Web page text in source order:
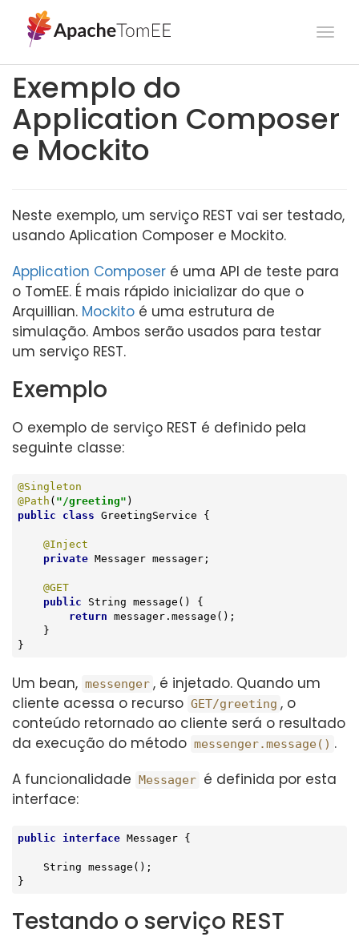
Exemplo do
Application Composer
e Mockito
Neste exemplo, um serviço REST vai ser testado,
usando Aplication Composer e Mockito.
Application Composer é uma API de teste para
o TomEE. É mais rápido inicializar do que o
Arquillian. Mockito é uma estrutura de
simulação. Ambos serão usados para testar
um serviço REST.
Exemplo
O exemplo de serviço REST é definido pela
seguinte classe:
@Singleton
@Path ( "/greeting"
public
class GreetingService {
@Inject
private Messager messager;
@GET
public String message ()
{
return messager.message();
}
Um bean, messenger , é injetado. Quando um
cliente acessa o recurso GET/greeting , o
conteúdo retornado ao cliente será o resultado
da execução do método messenger.message() .
A funcionalidade Messager é definida por esta
interface:
public interface Messager {
String message () ;
}
Testando o serviço REST